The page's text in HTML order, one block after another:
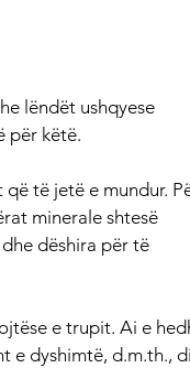
lëndët ushqyese
për këtë.
të jetë e mundur.
minerale shtesë
dëshira për të
e trupit. Ai e
e dyshimtë, d.m.th.,